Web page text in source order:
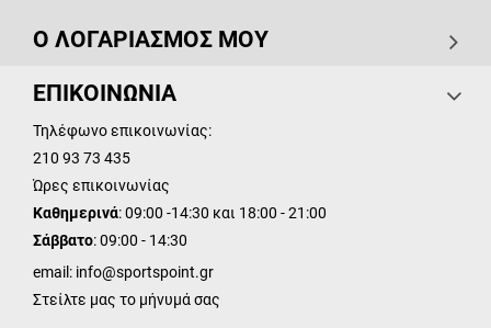
Ο ΛΟΓΑΡΙΑΣΜΟΣ ΜΟΥ
ΕΠΙΚΟΙΝΩΝΙΑ
Τηλέφωνο επικοινωνίας:
210 93 73 435
Ώρες επικοινωνίας
Καθημερινά: 09:00 -14:30 και 18:00 - 21:00
Σάββατο: 09:00 - 14:30
email: info@sportspoint.gr
Στείλτε μας το μήνυμά σας